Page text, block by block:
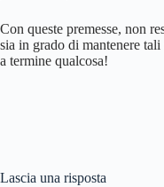
Con queste premesse, non
sia in grado di mantenere
a termine qualcosa!
Lascia una risposta